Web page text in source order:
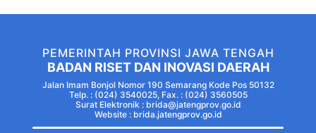
PEMERINTAH PROVINSI JAWA TENGAH
BADAN RISET DAN INOVASI DAERAH
Jalan Imam Bonjol Nomor 190 Semarang Kode Pos 50132
Telp. : (024) 3540025, Fax. : (024) 3560505
Surat Elektronik : brida@jatengprov.go.id
Website : brida.jatengprov.go.id